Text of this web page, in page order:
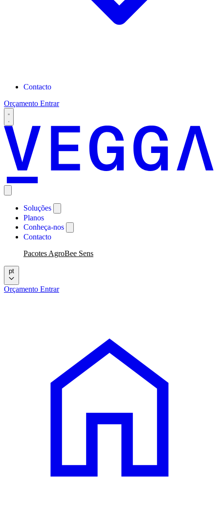
Contacto
Orçamento Entrar
Soluções
Planos
Conheça-nos
Contacto
Pacotes AgroBee Sens
pt
Orçamento Entrar